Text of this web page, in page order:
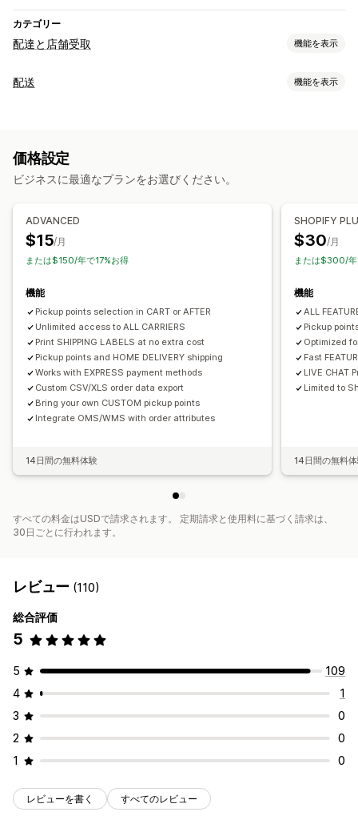
カテゴリー
配達と店舗受取 機能を表示
配達オプション
受取オプション
店頭
実店舗 複数ロケーション
配送マップ メール通知 配達証明
配送 機能を表示
パッケージ
価格設定
ビジネスに最適なプランをお選びください。
ADVANCED
$15/月
または$150/年で17%お得
機能
Pickup points selection in CART or AFTER
Unlimited access to ALL CARRIERS
Print SHIPPING LABELS at no extra cost
Pickup points and HOME DELIVERY shipping
Works with EXPRESS payment methods
Custom CSV/XLS order data export
Bring your own CUSTOM pickup points
Integrate OMS/WMS with order attributes
14日間の無料体験
SHOPIFY
$30/月
または$300/年
機能
ALL
Pickup
Optimized
Fast
LIVE CHAT
Limited to
14日間の無料
すべての料金はUSDで請求されます。 定期請求と使用料に基づく請求は、
30日ごとに行われます。
レビュー (110)
総合評価
5
5
109
4
1
3
0
2
0
1
0
レビューを書く すべてのレビュー